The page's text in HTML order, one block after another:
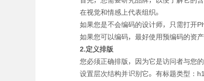
在视觉和情感上代表组织。
如果您是不会编码的设计师，只需打开
如果您可以编码，最好使用预编码的资
2.定义排版
您必须正确排版，因为它是访问者与您
设置层次结构并识别它。有标题类型：